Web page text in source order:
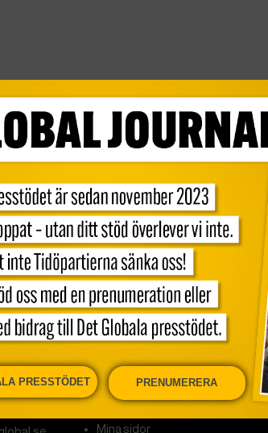
Kundservice och support
Mina sidor
PRESSTÖDET PRENUMERERA